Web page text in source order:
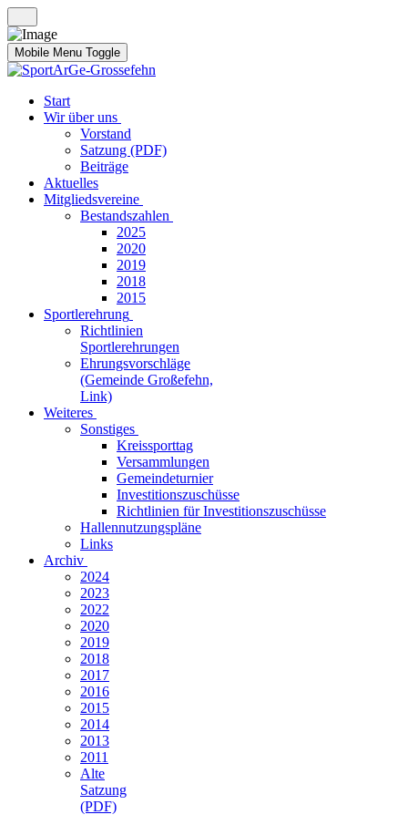
Mobile Menu Toggle
Start
Wir über uns
Vorstand
Satzung (PDF)
Beiträge
Aktuelles
Mitgliedsvereine
Bestandszahlen
2025
2020
2019
2018
2015
Sportlerehrung
Richtlinien
Sportlerehrungen
Ehrungsvorschläge
(Gemeinde Großefehn,
Link)
Weiteres
Sonstiges
Kreissporttag
Versammlungen
Gemeindeturnier
Investitionszuschüsse
Richtlinien für Investitionszuschüsse
Hallennutzungspläne
Links
Archiv
2024
2023
2022
2020
2019
2018
2017
2016
2015
2014
2013
2011
Alte
Satzung
(PDF)